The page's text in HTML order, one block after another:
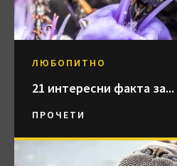
ЛЮБОПИТНО
21 интересни факта за...
ПРОЧЕТИ